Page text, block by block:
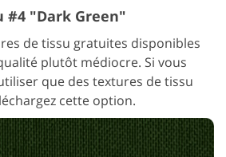
#4 "Dark Green"
de tissu gratuites disponibles
plutôt médiocre. Si vous
que des textures de tissu
cette option.